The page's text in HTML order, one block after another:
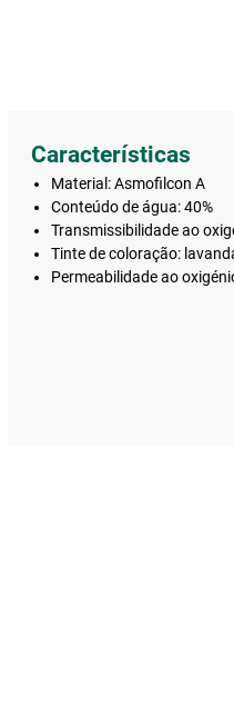
Características
Material: Asmofilcon A
Conteúdo de água: 40%
Transmissibilidade ao
Tinte de coloração:
Permeabilidade ao